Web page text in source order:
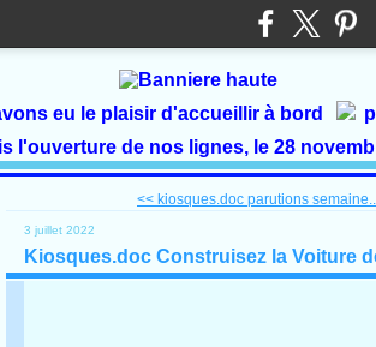
eu le plaisir d'accueillir à bord
l'ouverture de nos lignes, le 28
<< kiosques.doc parutions
3 juillet 2022
Kiosques.doc Construisez la Voiture